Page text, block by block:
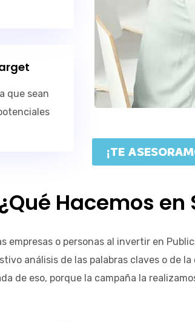
que sean
¡TE
Hacemos en
empresas o personas al invertir en
análisis de las palabras claves o de
de eso, porque la campaña la